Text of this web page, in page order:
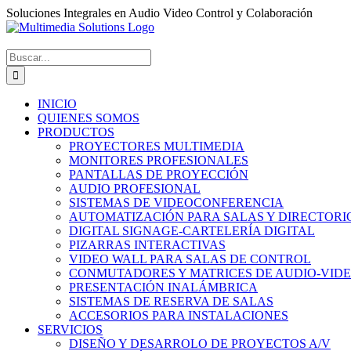
Saltar
al
Soluciones Integrales en Audio Video Control y Colaboración
Facebook
Instagram
Correo
WhatsApp
LinkedIn
Tiktok
Buscar:
INICIO
QUIENES SOMOS
PRODUCTOS
PROYECTORES MULTIMEDIA
MONITORES PROFESIONALES
PANTALLAS DE PROYECCIÓN
AUDIO PROFESIONAL
SISTEMAS DE VIDEOCONFERENCIA
AUTOMATIZACIÓN PARA SALAS Y
DIGITAL SIGNAGE-CARTELERÍA DIGITAL
PIZARRAS INTERACTIVAS
VIDEO WALL PARA SALAS DE CONTROL
CONMUTADORES Y MATRICES DE AUDIO-
PRESENTACIÓN INALÁMBRICA
SISTEMAS DE RESERVA DE SALAS
ACCESORIOS PARA INSTALACIONES
SERVICIOS
DISEÑO Y DESARROLO DE PROYECTOS A/V